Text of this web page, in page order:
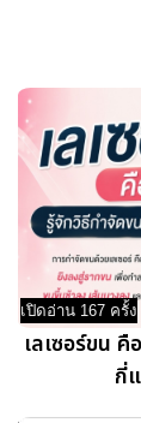
เปิดอ่าน 167 ครั้ง
เลเซอร์ขน คื
กี่